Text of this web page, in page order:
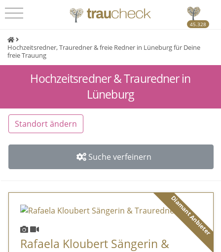
45.328
Hochzeitsredner, Trauredner & freie Redner in Lüneburg für Deine
freie Trauung
Hochzeitsredner & Trauredner in
Lüneburg
Standort ändern
Suche verfeinern
Diamant Anbieter
Rafaela Kloubert Sängerin &